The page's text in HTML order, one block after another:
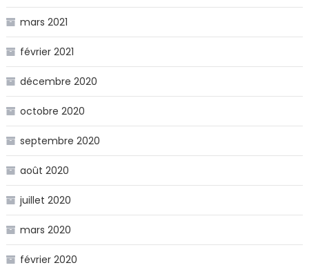
mars 2021
février 2021
décembre 2020
octobre 2020
septembre 2020
août 2020
juillet 2020
mars 2020
février 2020